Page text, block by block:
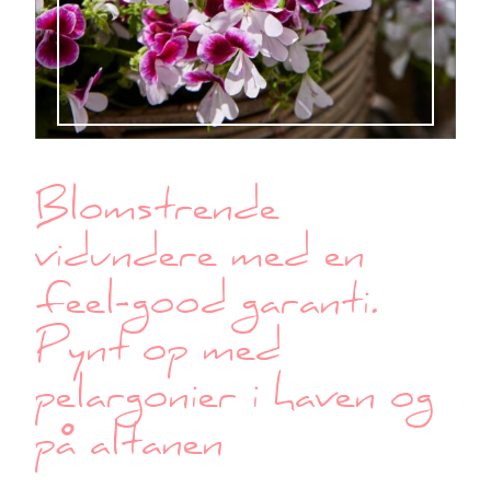
Blomstrende
vidundere med en
feel-good garanti.
Pynt op med
pelargonier i haven og
på altanen